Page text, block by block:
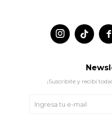


¡Suscribite y recibí